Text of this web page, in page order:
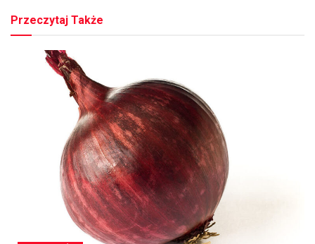
Przeczytaj Także